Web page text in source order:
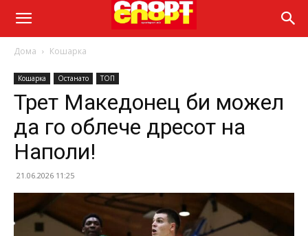
Дома Кошарка
Кошарка Останато ТОП
Трет Македонец би можел
да го облече дресот на
Наполи!
21.06.2026 11:25